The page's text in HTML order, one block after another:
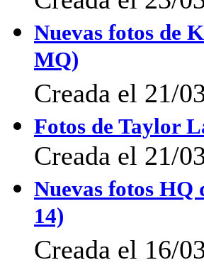
Nuevas fotos de
MQ)
Creada el 21/
Fotos de Taylor
Creada el 21/
Nuevas fotos
14)
Creada el 16/